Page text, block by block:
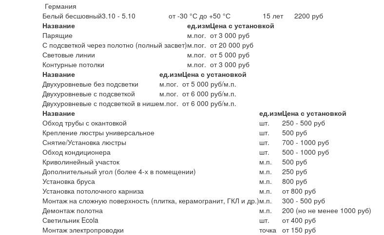
Германия
Белый бесшовный3.10 - 5.10 от -30 °С до +50 °С 15 лет
2200 руб
Название
ед.измЦена с установкой
Парящие
м.пог. от 3 000 руб
С подсветкой через полотно (полный засвет)м.пог. от 20 000 руб
Световые линии
м.пог. от 5 000 руб
Контурные потолки
м.пог. от 3 000 руб
Название
ед.измЦена с установкой
Двухуровневые без подсветки
м.пог. от 5 000 руб/м.п.
Двухуровневые с подсветкой
м.пог. от 6 000 руб/м.п.
Двухуровневые с подсветкой в нишем.пог. от 6 000 руб/м.п.
Название
ед.измЦена с установкой
Обход трубы с окантовкой
шт.
250 - 500 руб
Крепление люстры универсальное
шт.
500 руб
Снятие/Установка люстры
шт.
700 - 1000 руб
Обход кондиционера
шт.
500 - 1000 руб
Криволинейный участок
м.п.
500 руб
Дополнительный угол (более 4-х в помещении)
м.п.
250 руб
Установка бруса
м.п.
800 руб
Установка потолочного карниза
м.п.
от 800 руб
Монтаж на сложную поверхность (плитка, керамогранит, ГКЛ и др.)м.п.
300 - 500 руб
Демонтаж полотна
м.п.
200 (но не менее 1000 руб)
Светильник Ecola
шт.
от 400 руб
Монтаж электропроводки
точка
от 150 руб